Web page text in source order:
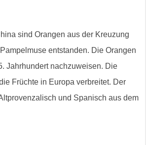
sind Orangen aus der Kreuzung
entstanden. Die Orangen
Jahrhundert nachzuweisen. Die
Früchte in Europa verbreitet. Der
und Spanisch aus dem